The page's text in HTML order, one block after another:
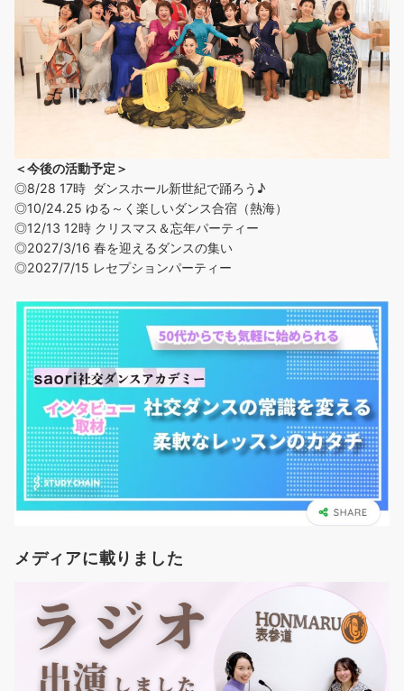
＜今後の活動予定＞
◎8/28 17時 ダンスホール新世紀で踊ろう♪
◎10/24.25 ゆる～く楽しいダンス合宿（熱海）
◎12/13 12時 クリスマス＆忘年パーティー
◎2027/3/16 春を迎えるダンスの集い
◎2027/7/15 レセプションパーティー
メディアに載りました